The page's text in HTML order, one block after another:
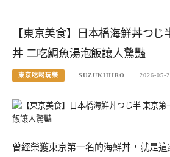
【東京美食】日本橋海鮮丼つ
丼 二吃鯛魚湯泡飯讓人驚豔
東京吃喝玩樂 SUZUKIHIRO 2026-05-
曾經榮獲東京第一名的海鮮丼，就是